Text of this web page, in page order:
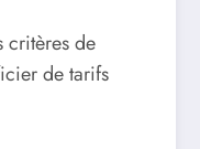
critères de
de tarifs